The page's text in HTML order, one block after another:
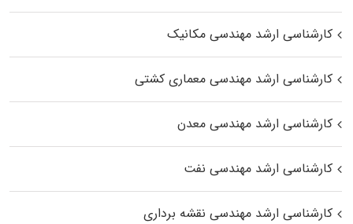
کارشناسی ارشد مهندسی مکانیک
کارشناسی ارشد مهندسی معماری کشتی
کارشناسی ارشد مهندسی معدن
کارشناسی ارشد مهندسی نفت
کارشناسی ارشد مهندسی نقشه برداری